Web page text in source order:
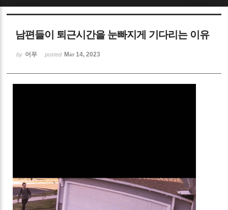
남편들이 퇴근시간을 눈빠지게 기다리는 이유
by 어푸 posted May 14, 2023
Sketchbook5, 스케치북5